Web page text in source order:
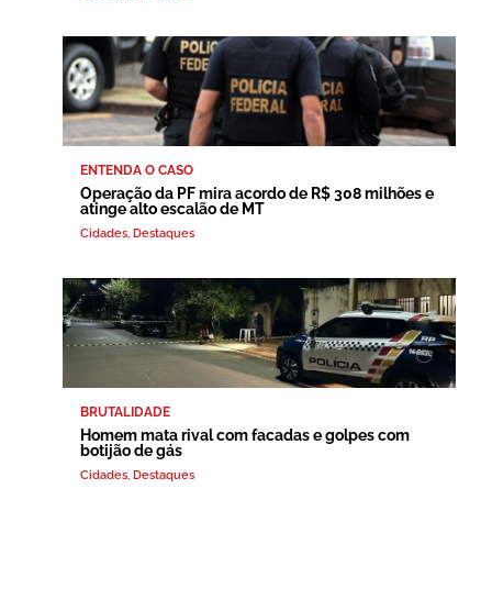
ENTENDA O CASO
Operação da PF mira acordo de R$ 308 milhões e
atinge alto escalão de MT
Cidades, Destaques
BRUTALIDADE
Homem mata rival com facadas e golpes com
botijão de gás
Cidades, Destaques